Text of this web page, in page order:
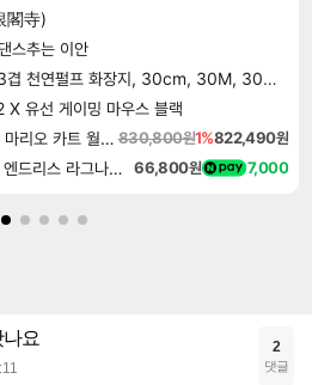
閣寺)
스추는 이안
천연펄프 화장지, 30cm, 30M, 30롤, 2팩
유선 게이밍 마우스 블랙
닌텐도 스위치 2 본체 + 마리오 카트 월드 + 슈퍼 마리오 파티 잼버리 닌텐도 스위치 2 에디션 + 잼버리 TV 번들 830,800원1%822,490원
그랑블루 판타지 리링크 엔드리스 라그나로크 Granblue Fantasy Relink Endless Ragnarok 66,800원 7,000
요 2
댓글